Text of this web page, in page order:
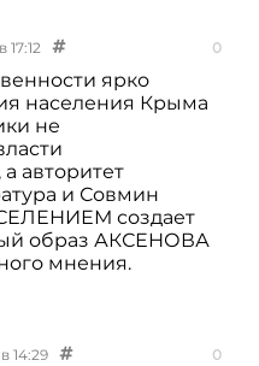
17:12 0
ярко
населения Крыма
не
авторитет
и Совмин
создает
образ АКСЕНОВА
мнения.
14:29 0